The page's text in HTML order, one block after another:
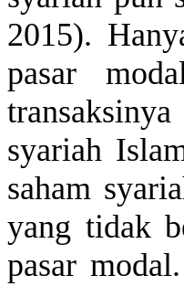
2015).
pasar
transaksinya
syariah
saham
yang tidak
pasar